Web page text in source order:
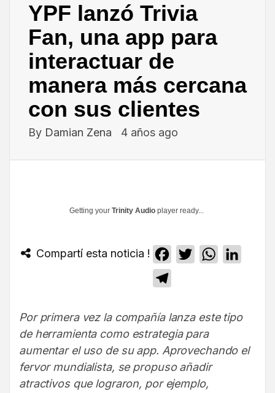
YPF lanzó Trivia
Fan, una app para
interactuar de
manera más cercana
con sus clientes
By Damian Zena 4 años ago
Getting your Trinity Audio player ready...
Compartí esta noticia ! Facebook
TwitterWhatsApp
Por primera vez la compañía lanza este tipo
de herramienta como estrategia para
aumentar el uso de su app. Aprovechando el
fervor mundialista, se propuso añadir
atractivos que lograron, por ejemplo,